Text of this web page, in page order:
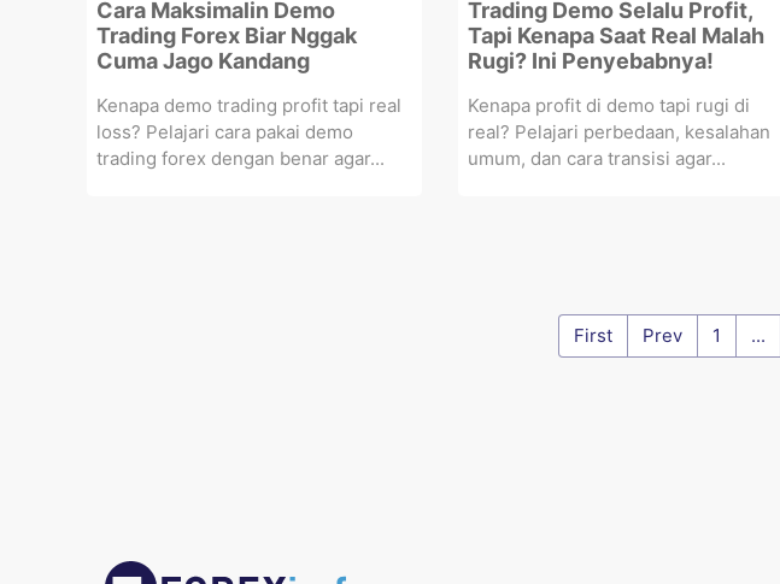
Cara Maksimalin Demo
Trading Forex Biar Nggak
Cuma Jago Kandang
Kenapa demo trading profit tapi real
loss? Pelajari cara pakai demo
trading forex dengan benar agar...
Trading Demo Selalu Profit,
Tapi Kenapa Saat Real Malah
Rugi? Ini Penyebabnya!
Kenapa profit di demo tapi rugi di
real? Pelajari perbedaan, kesalahan
umum, dan cara transisi agar...
First Prev 1 ...